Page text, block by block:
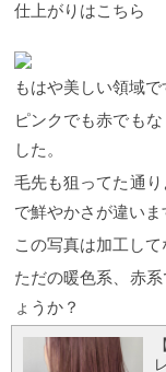
仕上がりはこちら
もはや美しい領域で
ピンクでも赤でも
した。
毛先も狙ってた通
で鮮やかさが違いま
この写真は加工して
ただの暖色系、赤
ょうか？